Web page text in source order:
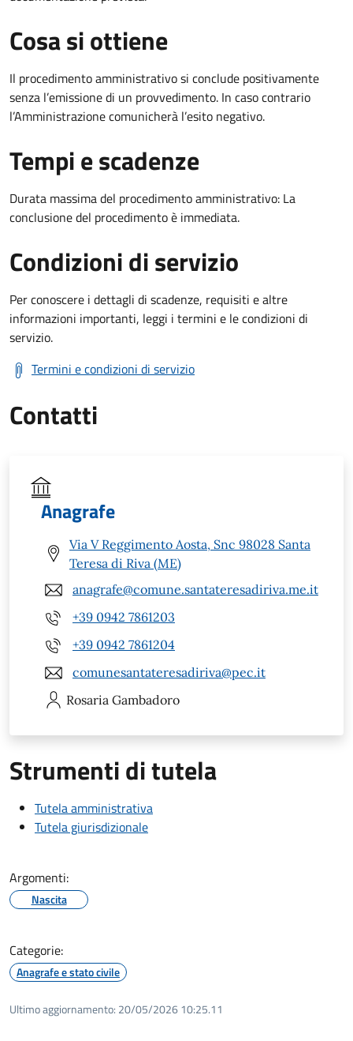
Cosa si ottiene
Il procedimento amministrativo si conclude positivamente
senza l’emissione di un provvedimento. In caso contrario
l’Amministrazione comunicherà l’esito negativo.
Tempi e scadenze
Durata massima del procedimento amministrativo: La
conclusione del procedimento è immediata.
Condizioni di servizio
Per conoscere i dettagli di scadenze, requisiti e altre
informazioni importanti, leggi i termini e le condizioni di
servizio.
Termini e condizioni di servizio
Contatti
Anagrafe
Via V Reggimento Aosta, Snc 98028 Santa
Teresa di Riva (ME)
anagrafe@comune.santateresadiriva.me.it
+39 0942 7861203
+39 0942 7861204
comunesantateresadiriva@pec.it
Rosaria Gambadoro
Strumenti di tutela
Tutela amministrativa
Tutela giurisdizionale
Argomenti:
Nascita
Categorie:
Anagrafe e stato civile
Ultimo aggiornamento: 20/05/2026 10:25.11